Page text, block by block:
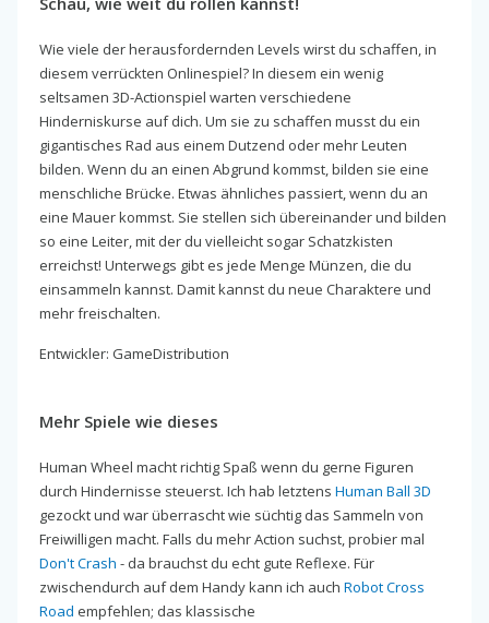
Wie viele der herausfordernden Levels wirst du schaffen, in
diesem verrückten Onlinespiel? In diesem ein wenig
seltsamen 3D-Actionspiel warten verschiedene
Hinderniskurse auf dich. Um sie zu schaffen musst du ein
gigantisches Rad aus einem Dutzend oder mehr Leuten
bilden. Wenn du an einen Abgrund kommst, bilden sie eine
menschliche Brücke. Etwas ähnliches passiert, wenn du an
eine Mauer kommst. Sie stellen sich übereinander und bilden
so eine Leiter, mit der du vielleicht sogar Schatzkisten
erreichst! Unterwegs gibt es jede Menge Münzen, die du
einsammeln kannst. Damit kannst du neue Charaktere und
mehr freischalten.
Entwickler: GameDistribution
Mehr Spiele wie dieses
Human Wheel macht richtig Spaß wenn du gerne Figuren
durch Hindernisse steuerst. Ich hab letztens Human Ball 3D
gezockt und war überrascht wie süchtig das Sammeln von
Freiwilligen macht. Falls du mehr Action suchst, probier mal
Don't Crash - da brauchst du echt gute Reflexe. Für
zwischendurch auf dem Handy kann ich auch Robot Cross
Road empfehlen; das klassische